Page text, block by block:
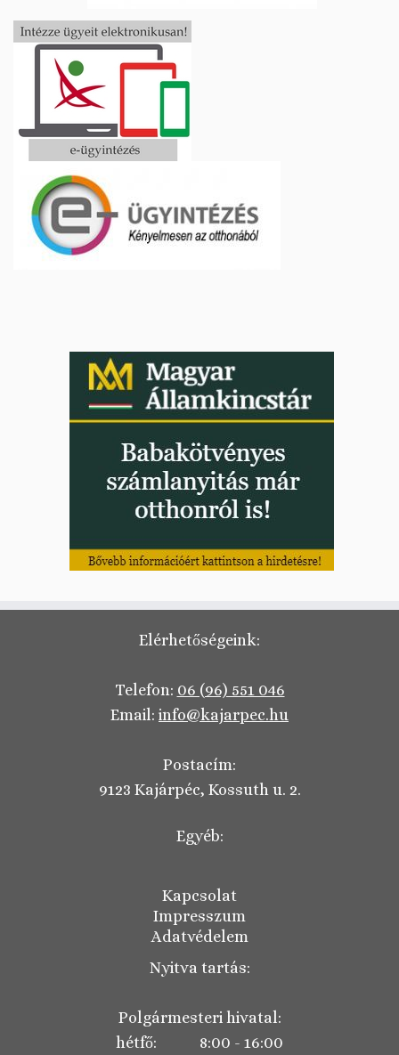
Elérhetőségeink:
Telefon: 06 (96) 551 046
Email: info@kajarpec.hu
Postacím:
9123 Kajárpéc, Kossuth u. 2.
Egyéb:
Kapcsolat
Impresszum
Adatvédelem
Nyitva tartás:
Polgármesteri hivatal:
hétfő: 8:00 - 16:00